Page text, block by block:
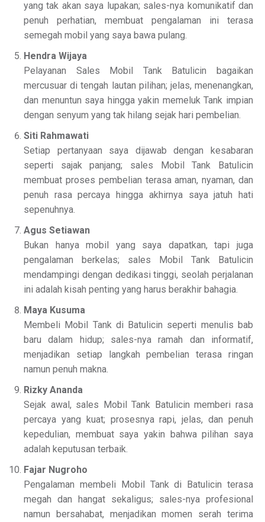
yang tak akan saya lupakan; sales-nya komunikatif dan
penuh perhatian, membuat pengalaman ini terasa
semegah mobil yang saya bawa pulang.
Hendra Wijaya
Pelayanan Sales Mobil Tank Batulicin bagaikan
mercusuar di tengah lautan pilihan; jelas, menenangkan,
dan menuntun saya hingga yakin memeluk Tank impian
dengan senyum yang tak hilang sejak hari pembelian.
Siti Rahmawati
Setiap pertanyaan saya dijawab dengan kesabaran
seperti sajak panjang; sales Mobil Tank Batulicin
membuat proses pembelian terasa aman, nyaman, dan
penuh rasa percaya hingga akhirnya saya jatuh hati
sepenuhnya.
Agus Setiawan
Bukan hanya mobil yang saya dapatkan, tapi juga
pengalaman berkelas; sales Mobil Tank Batulicin
mendampingi dengan dedikasi tinggi, seolah perjalanan
ini adalah kisah penting yang harus berakhir bahagia.
Maya Kusuma
Membeli Mobil Tank di Batulicin seperti menulis bab
baru dalam hidup; sales-nya ramah dan informatif,
menjadikan setiap langkah pembelian terasa ringan
namun penuh makna.
Rizky Ananda
Sejak awal, sales Mobil Tank Batulicin memberi rasa
percaya yang kuat; prosesnya rapi, jelas, dan penuh
kepedulian, membuat saya yakin bahwa pilihan saya
adalah keputusan terbaik.
Fajar Nugroho
Pengalaman membeli Mobil Tank di Batulicin terasa
megah dan hangat sekaligus; sales-nya profesional
namun bersahabat, menjadikan momen serah terima